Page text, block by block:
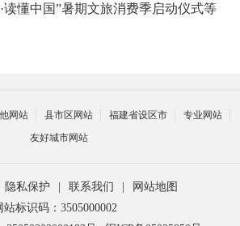
读懂中国”暑期文旅消费季启动仪式等
网站 县市区网站 福建省设区市
专业网站
友好城市网站
隐私保护 | 联系我们 |
网站地图
站标识码：3505000002